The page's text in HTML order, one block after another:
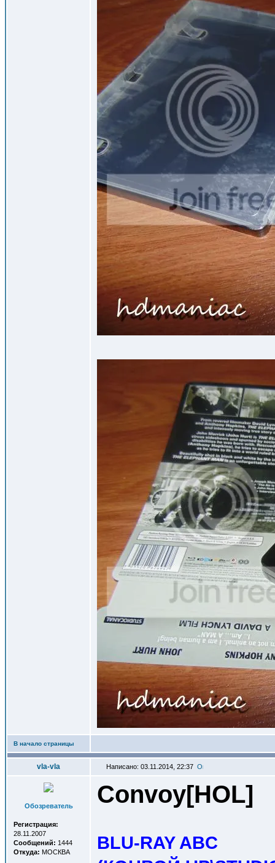
В начало страницы
vla-vla Написано: 03.11.2014, 22:37
Обозреватель
Регистрация:
28.11.2007
Сообщений: 1444
Откуда: МОСКВА
Convoy[HOL]
BLU-RAY ABC